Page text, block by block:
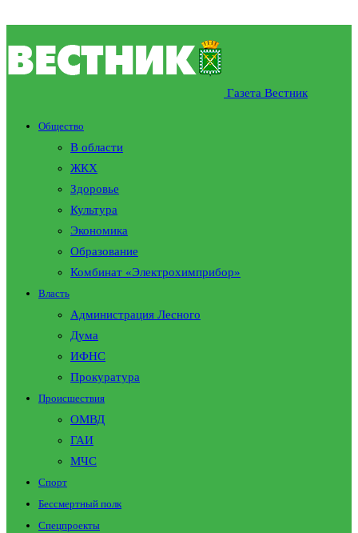
Газета Вестник
Общество
В области
ЖКХ
Здоровье
Культура
Экономика
Образование
Комбинат «Электрохимприбор»
Власть
Администрация Лесного
Дума
ИФНС
Прокуратура
Происшествия
ОМВД
ГАИ
МЧС
Спорт
Бессмертный полк
Спецпроекты